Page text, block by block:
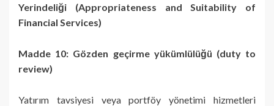
Yerindeliği (Appropriateness and Suitability of
Financial Services)
Madde 10: Gözden geçirme yükümlülüğü (duty to
review)
Yatırım tavsiyesi veya portföy yönetimi hizmetleri